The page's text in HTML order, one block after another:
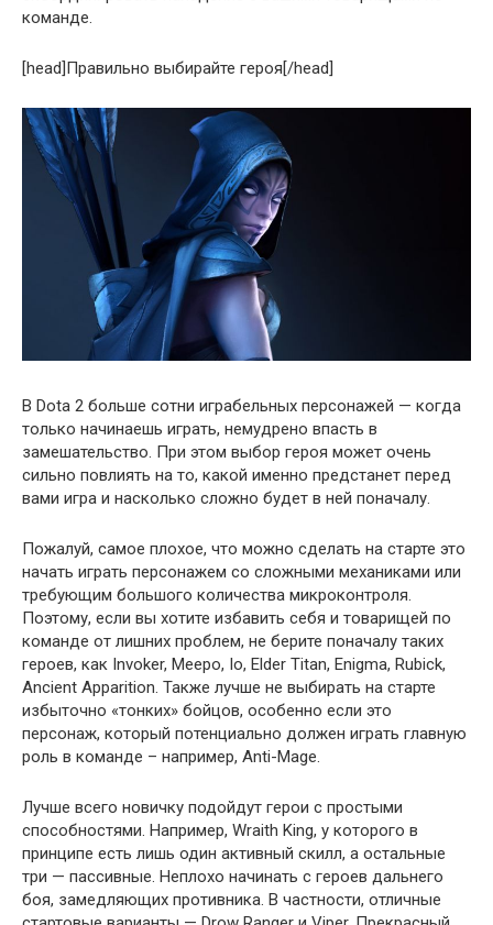
команде.
[head]Правильно выбирайте героя[/head]
В Dota 2 больше сотни играбельных персонажей — когда
только начинаешь играть, немудрено впасть в
замешательство. При этом выбор героя может очень
сильно повлиять на то, какой именно предстанет перед
вами игра и насколько сложно будет в ней поначалу.
Пожалуй, самое плохое, что можно сделать на старте это
начать играть персонажем со сложными механиками или
требующим большого количества микроконтроля.
Поэтому, если вы хотите избавить себя и товарищей по
команде от лишних проблем, не берите поначалу таких
героев, как Invoker, Meepo, Io, Elder Titan, Enigma, Rubick,
Ancient Apparition. Также лучше не выбирать на старте
избыточно «тонких» бойцов, особенно если это
персонаж, который потенциально должен играть главную
роль в команде – например, Anti-Mage.
Лучше всего новичку подойдут герои с простыми
способностями. Например, Wraith King, у которого в
принципе есть лишь один активный скилл, а остальные
три — пассивные. Неплохо начинать с героев дальнего
боя, замедляющих противника. В частности, отличные